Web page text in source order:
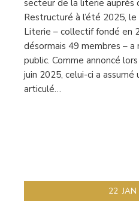
secteur de la literie auprès
Restructuré à l’été 2025,
Literie – collectif fondé en
désormais 49 membres –
public. Comme annoncé
juin 2025, celui-ci a
articulé…
22 JAN